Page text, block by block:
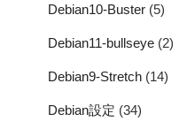
Debian10-Buster (5)
Debian11-bullseye (2)
Debian9-Stretch (14)
Debian設定 (34)